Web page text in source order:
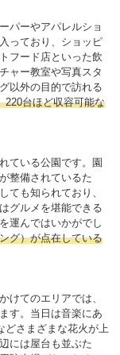
パーやアパレルショ
っており、ショッピ
フード店といった飲
ャー教室や写真スタ
以外の目的で訪れる
220台ほど収容可能な
ている公園です。園
整備されているた
ても知られており、
グルメを堪能できる
運んではいかがでし
グ）が点在している
けてのエリアでは、
す。当日は音楽にあ
どさまざまな花火が上
には屋台も並ぶた